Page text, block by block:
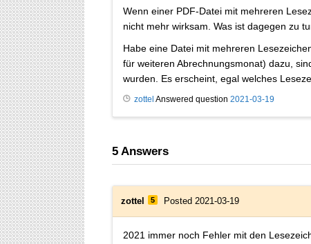
Wenn einer PDF-Datei mit mehreren
nicht mehr wirksam. Was ist dagegen zu
Habe eine Datei mit mehreren
für weiteren Abrechnungsmonat) dazu,
wurden. Es erscheint, egal welches
zottel Answered question 2021-03-19
5 Answers
zottel 5 Posted 2021-03-19
2021 immer noch Fehler mit den